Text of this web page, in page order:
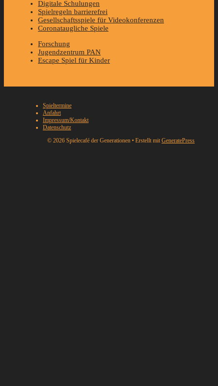
Digitale Schulungen
Spielregeln barrierefrei
Gesellschaftsspiele für Videokonferenzen
Coronataugliche Spiele
Forschung
Jugendzentrum PAN
Escape Spiel für Kinder
Spieltermine
Anfahrt
Impressum/Kontakt
Datenschutz
© 2026 Spielecafé der Generationen • Erstellt mit GeneratePress